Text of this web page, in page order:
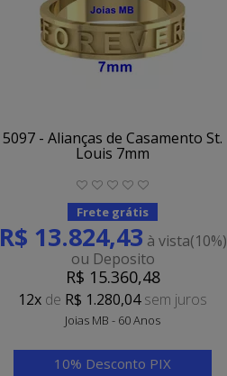
5097 - Alianças de Casamento St.
Louis 7mm
Frete grátis
R$ 13.824,43 à vista(10%)
ou Deposito
R$ 15.360,48
12x de R$ 1.280,04 sem juros
Joias MB - 60 Anos
10% Desconto PIX